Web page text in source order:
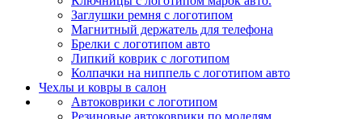
Заглушки ремня с логотипом
Магнитный держатель для телефона
Брелки с логотипом авто
Липкий коврик c логотипом
Колпачки на ниппель с логотипом авто
Чехлы и ковры в салон
Автоковрики с логотипом
Резиновые автоковрики по моделям